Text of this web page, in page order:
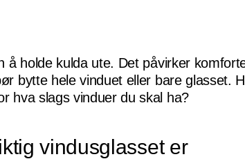
å holde kulda ute. Det påvirker
bytte hele vinduet eller bare glasset.
hva slags vinduer du skal ha?
vindusglasset er